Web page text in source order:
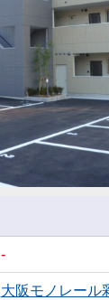
-
大阪モノレール